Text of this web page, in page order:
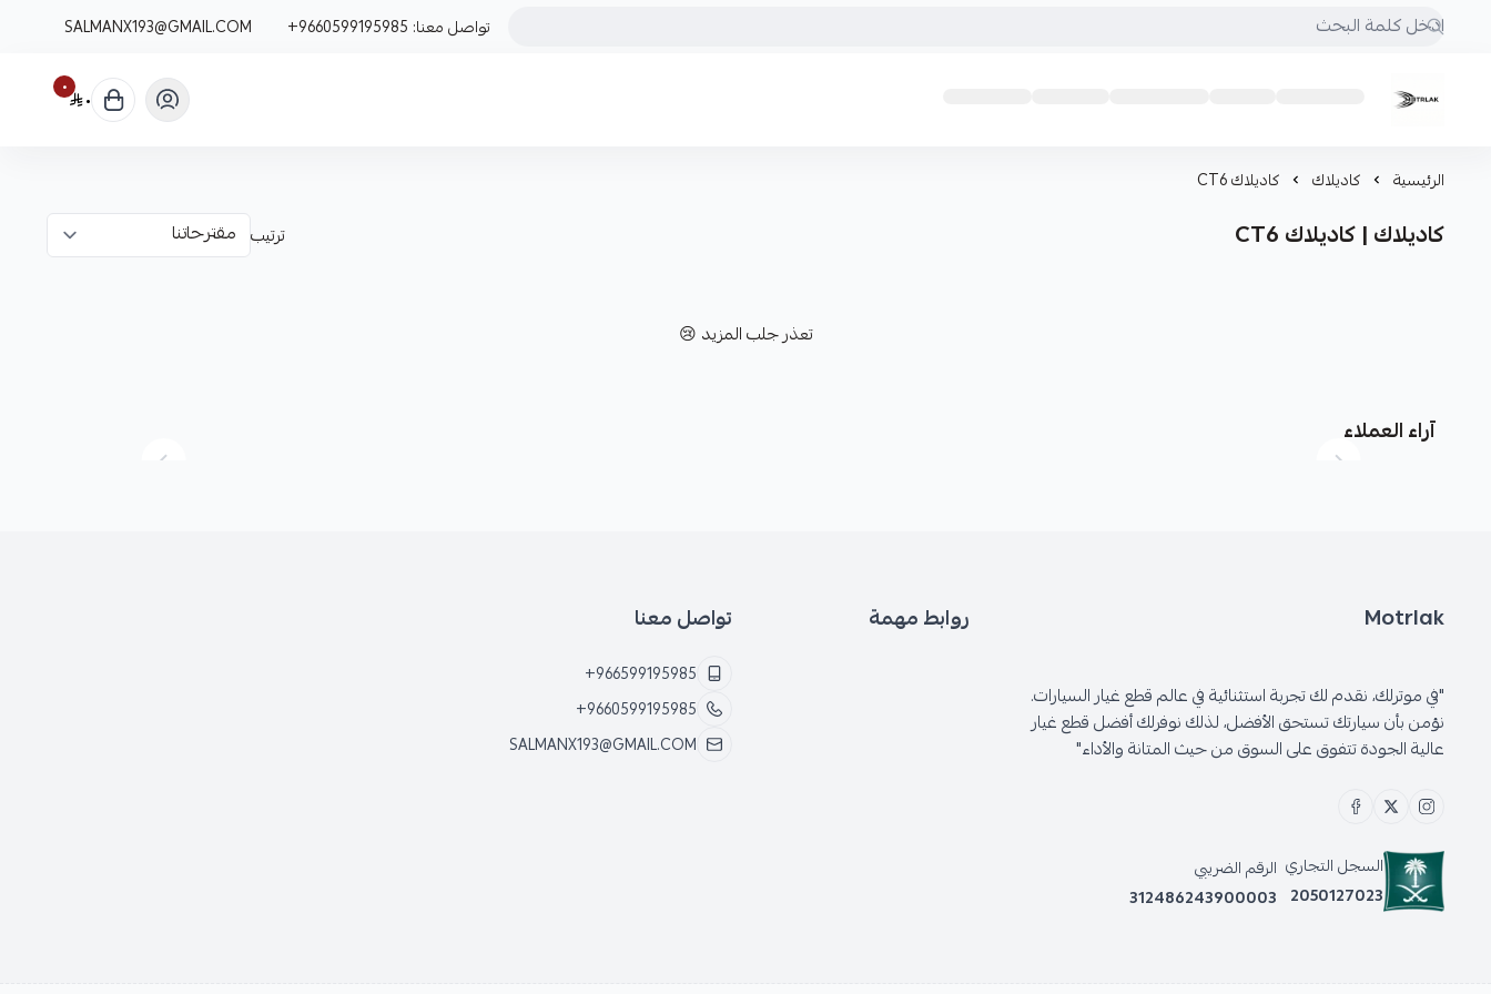
تواصل معنا: +9660599195985
SALMANX193@GMAIL.COM
Motrlak
٠ ٠
الرئيسية كاديلاك كاديلاك CT6
كاديلاك | كاديلاك CT6 ترتيب
تعذر جلب المزيد 😢
آراء العملاء
Motrlak
"في موترلك، نقدم لك تجربة استثنائية في عالم قطع غيار السيارات.
نؤمن بأن سيارتك تستحق الأفضل، لذلك نوفرلك أفضل قطع غيار
عالية الجودة تتفوق على السوق من حيث المتانة والأداء"
السجل التجاري
2050127023
الرقم الضريبي
312486243900003
روابط مهمة تواصل معنا
+966599195985
+9660599195985
SALMANX193@GMAIL.COM